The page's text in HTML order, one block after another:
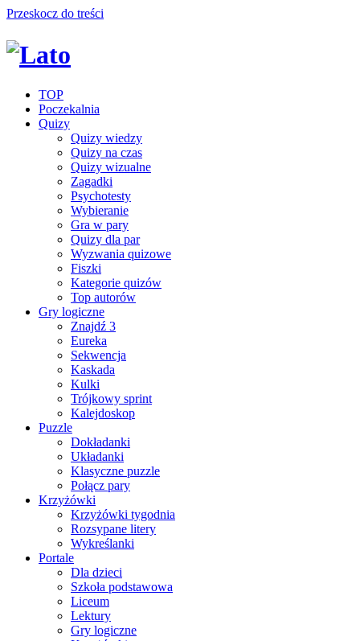
Przeskocz do treści
TOP
Poczekalnia
Quizy
Quizy wiedzy
Quizy na czas
Quizy wizualne
Zagadki
Psychotesty
Wybieranie
Gra w pary
Quizy dla par
Wyzwania quizowe
Fiszki
Kategorie quizów
Top autorów
Gry logiczne
Znajdź 3
Eureka
Sekwencja
Kaskada
Kulki
Trójkowy sprint
Kalejdoskop
Puzzle
Dokładanki
Układanki
Klasyczne puzzle
Połącz pary
Krzyżówki
Krzyżówki tygodnia
Rozsypane litery
Wykreślanki
Portale
Dla dzieci
Szkoła podstawowa
Liceum
Lektury
Gry logiczne